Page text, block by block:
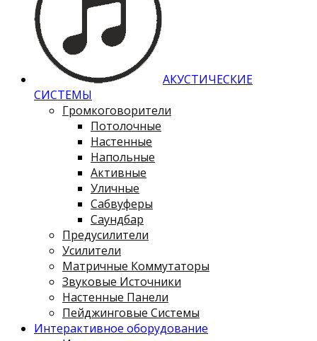
АКУСТИЧЕСКИЕ
СИСТЕМЫ
Громкоговорители
Потолочные
Настенные
Напольные
Активные
Уличные
Сабвуферы
Саундбар
Предусилители
Усилители
Матричные Коммутаторы
Звуковые Источники
Настенные Панели
Пейджинговые Системы
Интерактивное оборудование